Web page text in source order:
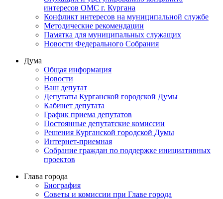
интересов ОМС г. Кургана
Конфликт интересов на муниципальной службе
Методические рекомендации
Памятка для муниципальных служащих
Новости Федерального Cобрания
Дума
Общая информация
Новости
Ваш депутат
Депутаты Курганской городской Думы
Кабинет депутата
График приема депутатов
Постоянные депутатские комиссии
Решения Курганской городской Думы
Интернет-приемная
Собрание граждан по поддержке инициативных
проектов
Глава города
Биография
Советы и комиссии при Главе города